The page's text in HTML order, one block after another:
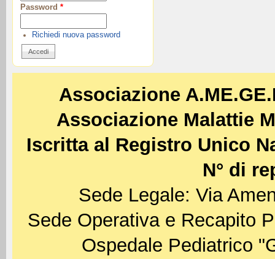
Password *
Richiedi nuova password
Associazione
Associazione Malattie
Iscritta al Registro Unico
N° di
Sede Legale: Via
Sede Operativa e Recapito
Ospedale Pediatrico